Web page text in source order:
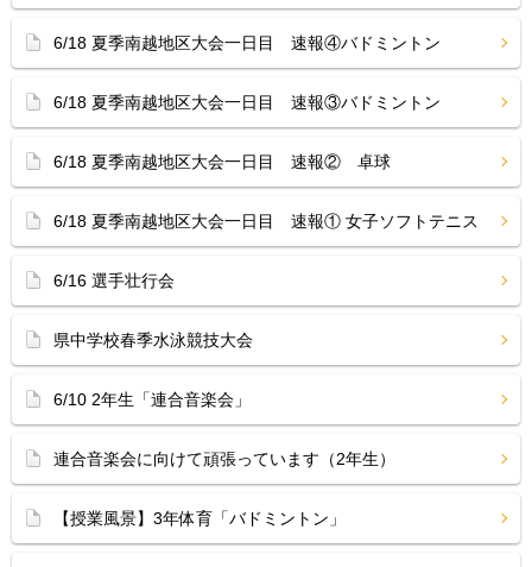
6/18 夏季南越地区大会一日目 速報④バドミントン
6/18 夏季南越地区大会一日目 速報③バドミントン
6/18 夏季南越地区大会一日目 速報② 卓球
6/18 夏季南越地区大会一日目 速報① 女子ソフトテニス
6/16 選手壮行会
県中学校春季水泳競技大会
6/10 2年生「連合音楽会」
連合音楽会に向けて頑張っています（2年生）
【授業風景】3年体育「バドミントン」